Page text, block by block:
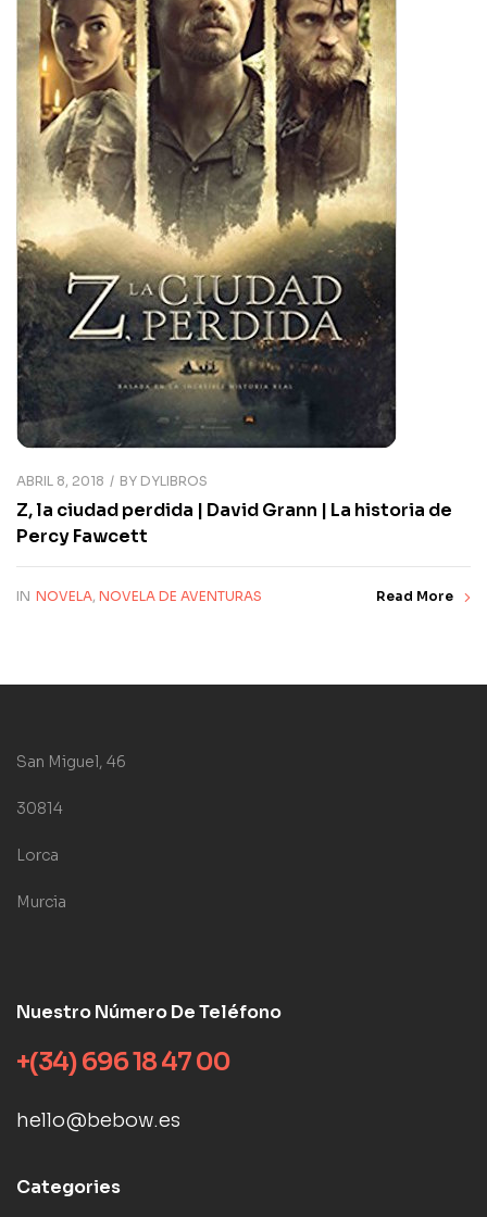
ABRIL 8, 2018 BY DYLIBROS
Z, la ciudad perdida | David Grann | La historia de
Percy Fawcett
IN NOVELA, NOVELA DE AVENTURAS Read More
San Miguel, 46
30814
Lorca
Murcia
Nuestro Número De Teléfono
+(34) 696 18 47 00
hello@bebow.es
Categories